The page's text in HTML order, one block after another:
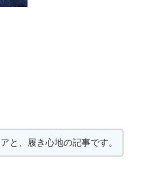
と、履き心地の記事です。